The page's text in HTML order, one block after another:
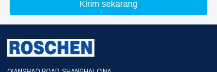
Kirim sekarang